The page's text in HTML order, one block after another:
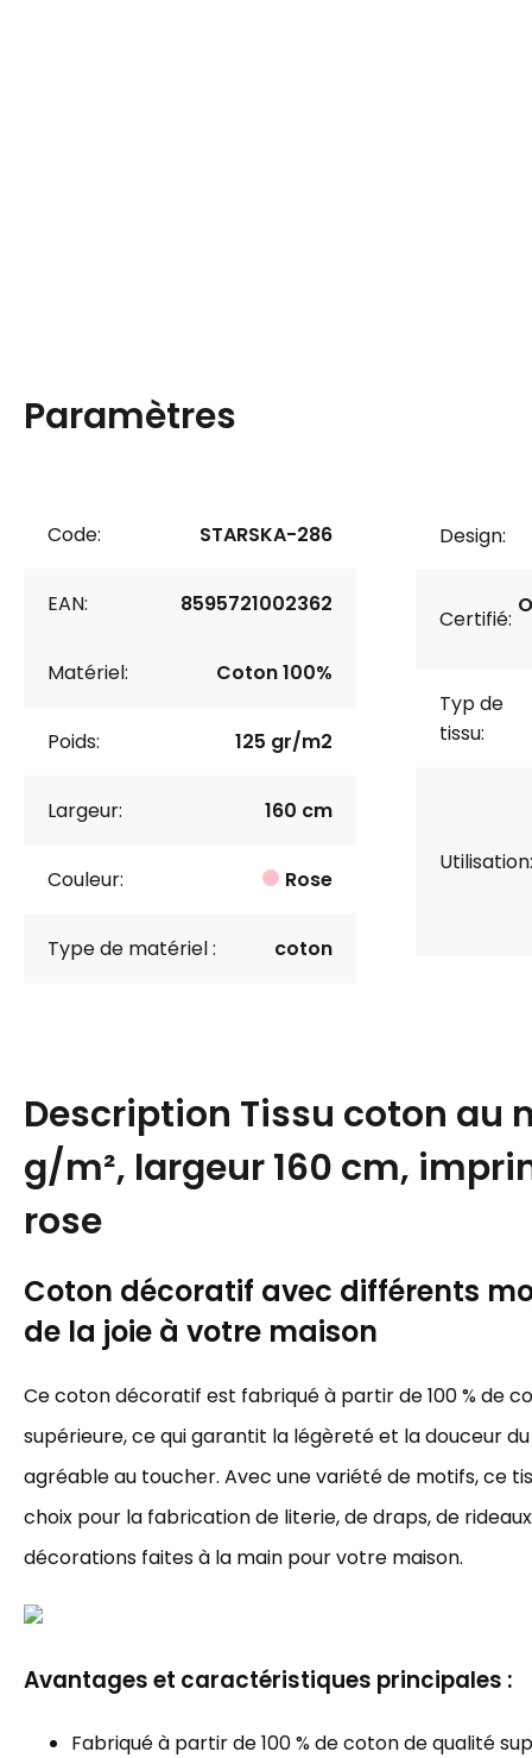
Paramètres
Code: STARSKA-286
EAN: 8595721002362
Matériel: Coton 100%
Poids: 125 gr/m2
Largeur: 160 cm
Couleur: Rose
Type de matériel : coton
Design:
Certifié:
Typ de
tissu:
Utilisation:
Description Tissu coton au
g/m², largeur 160 cm,
rose
Coton décoratif avec différents
de la joie à votre maison
Ce coton décoratif est fabriqué à partir de 100 % de
supérieure, ce qui garantit la légèreté et la douceur
agréable au toucher. Avec une variété de motifs, ce
choix pour la fabrication de literie, de draps, de
décorations faites à la main pour votre maison.
Avantages et caractéristiques principales :
Fabriqué à partir de 100 % de coton de qualité